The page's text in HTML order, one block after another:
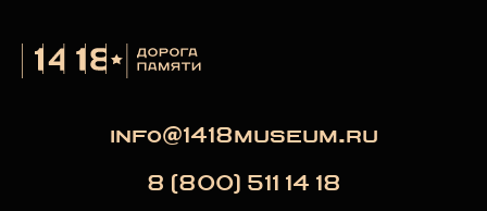
info@1418museum.ru
8 (800) 511 14 18